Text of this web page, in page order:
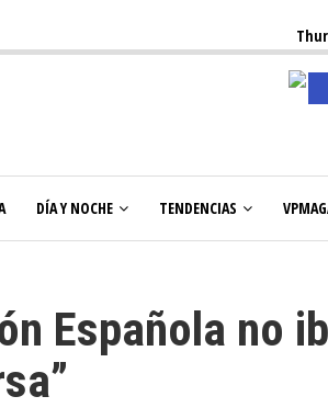
DÍA Y NOCHE TENDENCIAS
Española no